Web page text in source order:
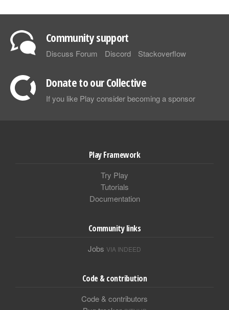
Community support
Discuss Forum Discord Stackoverflow
Donate to our Collective
If you like Play consider becoming a sponsor
Play Framework
Try Play
Tutorials
Documentation
Community links
Jobs VIA INDEED
Code & contribution
Code & contributors